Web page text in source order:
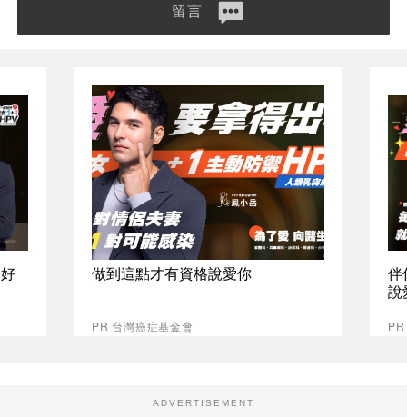
留言
做到這點才有資格說愛你
PR 台灣癌症基金會
伴
說
ADVERTISEMENT